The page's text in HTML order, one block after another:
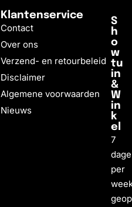
Klantenservice
Contact
Over ons
Verzend- en retourbeleid
Disclaimer
Algemene voorwaarden
Nieuws
S
h
o
w
tu
in
&
W
in
k
el
7
per